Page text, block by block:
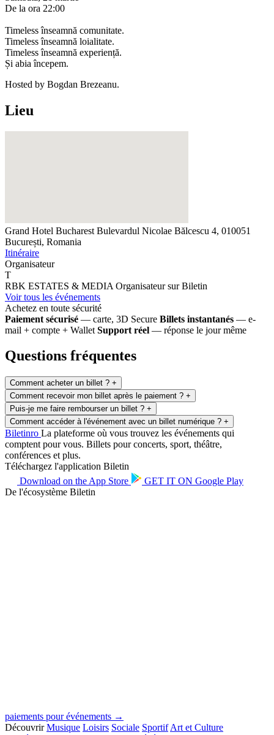
De la ora 22:00
Timeless înseamnă comunitate.
Timeless înseamnă loialitate.
Timeless înseamnă experiență.
Și abia începem.
Hosted by Bogdan Brezeanu.
Lieu
Grand Hotel Bucharest Bulevardul Nicolae Bălcescu 4, 010051
București, Romania
Itinéraire
Organisateur
T
RBK ESTATES & MEDIA Organisateur sur Biletin
Voir tous les événements
Achetez en toute sécurité
Paiement sécurisé — carte, 3D Secure Billets instantanés — e-
mail + compte + Wallet Support réel — réponse le jour même
Questions fréquentes
Comment acheter un billet ? +
Comment recevoir mon billet après le paiement ? +
Puis-je me faire rembourser un billet ? +
Comment accéder à l'événement avec un billet numérique ? +
Biletinro La plateforme où vous trouvez les événements qui
comptent pour vous. Billets pour concerts, sport, théâtre,
conférences et plus.
Téléchargez l'application Biletin
Download on the App Store GET IT ON Google Play
De l'écosystème Biletin
paiements pour événements →
Découvrir Musique Loisirs Sociale Sportif Art et Culture